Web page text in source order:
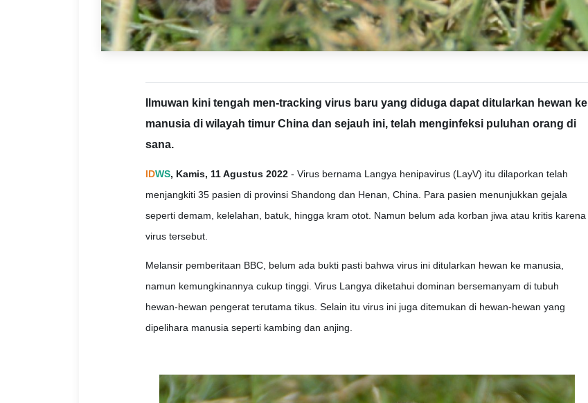
Ilmuwan kini tengah men-tracking virus baru yang diduga dapat ditularkan hewan ke
manusia di wilayah timur China dan sejauh ini, telah menginfeksi puluhan orang di
sana.
IDWS, Kamis, 11 Agustus 2022- Virus bernama Langya henipavirus (LayV) itu dilaporkan telah
menjangkiti 35 pasien di provinsi Shandong dan Henan, China. Para pasien menunjukkan gejala
seperti demam, kelelahan, batuk, hingga kram otot. Namun belum ada korban jiwa atau kritis karena
virus tersebut.
Melansir pemberitaan BBC, belum ada bukti pasti bahwa virus ini ditularkan hewan ke manusia,
namun kemungkinannya cukup tinggi. Virus Langya diketahui dominan bersemanyam di tubuh
hewan-hewan pengerat terutama tikus. Selain itu virus ini juga ditemukan di hewan-hewan yang
dipelihara manusia seperti kambing dan anjing.